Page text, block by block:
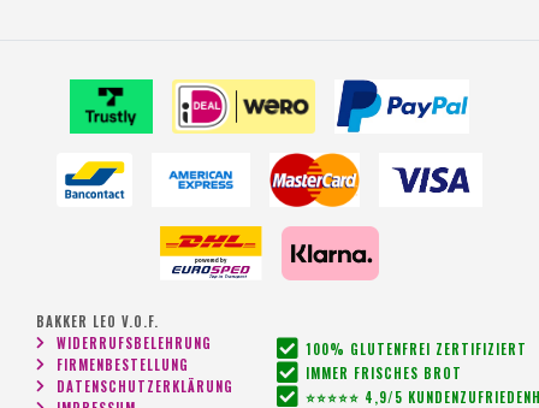
BAKKER LEO V.O.F.
WIDERRUFSBELEHRUNG
FIRMENBESTELLUNG
DATENSCHUTZERKLÄRUNG
100% GLUTENFREI ZERTIFIZIERT
IMMER FRISCHES BROT
⭐⭐⭐⭐⭐ 4,9/5